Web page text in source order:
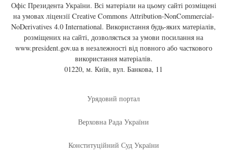
Офіс Президента України. Всі матеріали на цьому сайті розміщені
на умовах ліцензії Creative Commons Attribution-NonCommercial-
NoDerivatives 4.0 International. Використання будь-яких матеріалів,
розміщених на сайті, дозволяється за умови посилання на
www.president.gov.uaв незалежності від повного або часткового
використання матеріалів.
01220, м. Київ, вул. Банкова, 11
Урядовий портал
Верховна Рада України
Конституційний Суд України